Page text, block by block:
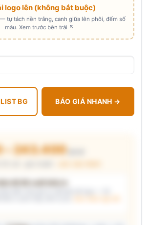
logo lên (không bắt buộc)
— tự tách nền trắng, canh giữa lên phôi, đếm số
màu. Xem trước bên trái ↖
BG BÁO GIÁ NHANH →
– 243.400